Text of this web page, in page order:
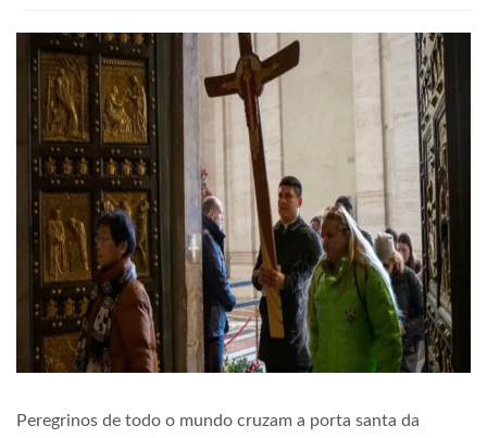
Peregrinos de todo o mundo cruzam a porta santa da